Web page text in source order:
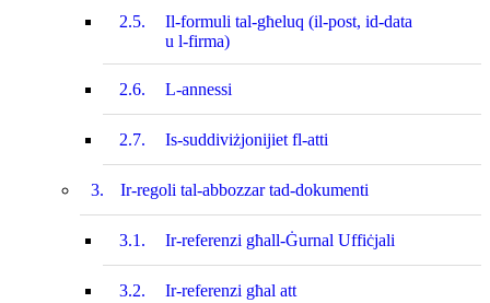
2.5.
Il-formuli tal-għeluq (il‑post, id‑data
u l‑firma)
2.6. L-annessi
2.7. Is-suddiviżjonijiet fl-atti
3. Ir-regoli tal-abbozzar tad-dokumenti
3.1. Ir-referenzi għall-Ġurnal Uffiċjali
3.2. Ir-referenzi għal att